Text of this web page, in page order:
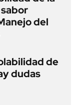
del
de
dudas